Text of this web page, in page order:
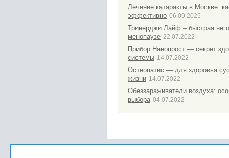
Лечение катаракты в Москве:
эффективно 06.09.2025
Тринерджи Лайф – быстрая
менопаузе 22.07.2022
Прибор Нанопрост — секрет
системы 14.07.2022
Остеопатис — для здоровья
жизни 14.07.2022
Обеззараживатели воздуха:
выбора 04.07.2022